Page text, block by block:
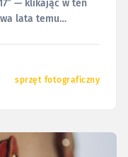
— klikając w ten
sprzęt fotograficzny